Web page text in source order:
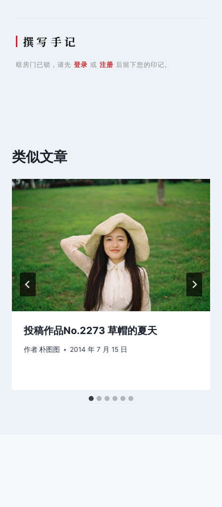
撰 写 手 记
暗房门已锁，请先 登录 或 注册 后留下您的印记。
类似文章
投稿作品No.2273 草帽的夏天
作者朴图图 2014 年 7 月 15 日